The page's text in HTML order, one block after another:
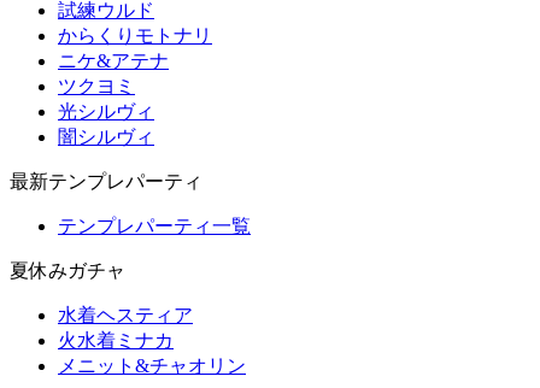
試練ウルド
からくりモトナリ
ニケ&アテナ
ツクヨミ
光シルヴィ
闇シルヴィ
最新テンプレパーティ
テンプレパーティ一覧
夏休みガチャ
水着ヘスティア
火水着ミナカ
メニット&チャオリン